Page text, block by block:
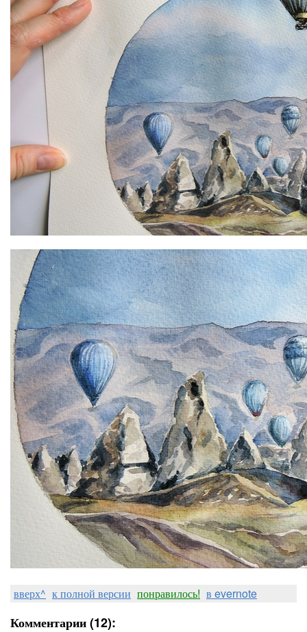
вверх^ к полной версии понравилось! в evernote
Комментарии (12):